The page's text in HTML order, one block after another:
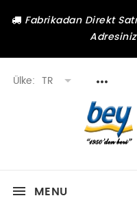
Fabrikadan Direkt
Ülke: TR
MENU